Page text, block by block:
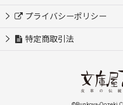
プライバシーポリシー
特定商取引法